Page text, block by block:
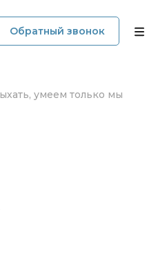
Обратный звонок
умеем только мы